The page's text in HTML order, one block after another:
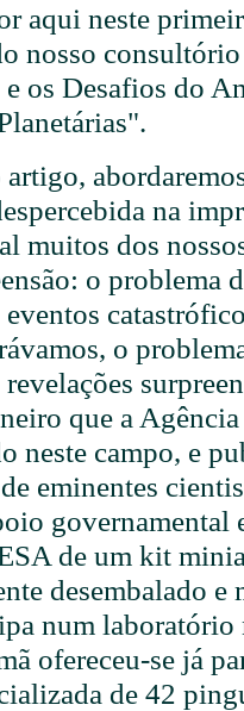
aqui neste
nosso
os Desafios do
na
muitos dos
o problema
eventos
o
que a
neste campo, e
eminentes
governamental
de um kit
desembalado
num laboratório
ofereceu-se já
de 42